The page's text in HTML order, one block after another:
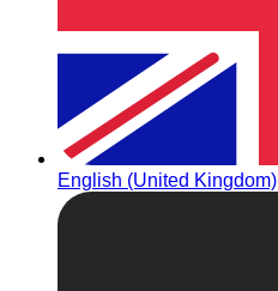
English (United Kingdom)